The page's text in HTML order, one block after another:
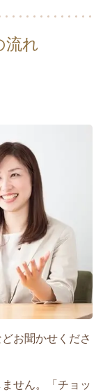
流れ
お聞かせくださ
せん。「チョッ